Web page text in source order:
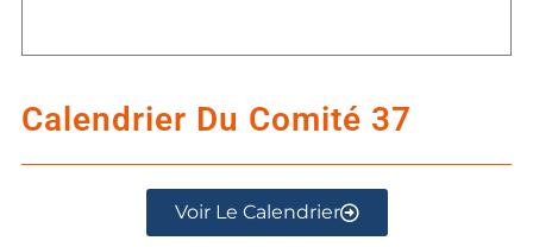
Calendrier Du Comité 37
Voir Le Calendrier